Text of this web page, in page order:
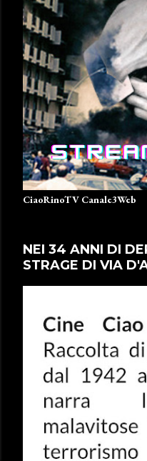
CiaoRinoTV Canale3Web
NEI 34 ANNI DI
STRAGE DI VIA